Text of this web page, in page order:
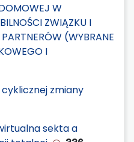
W
ZWIĄZKU I
(WYBRANE
I
zmiany
sekta a